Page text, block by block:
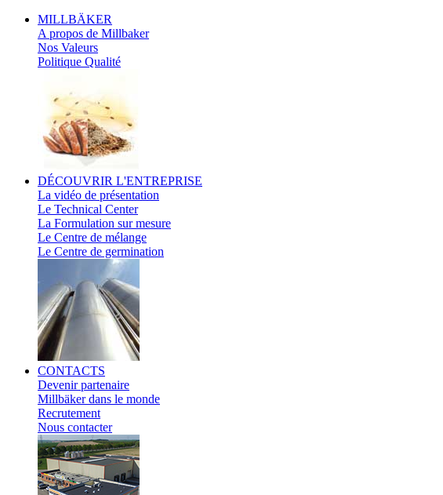
MILLBÄKER
A propos de Millbaker
Nos Valeurs
Politique Qualité
DÉCOUVRIR L'ENTREPRISE
La vidéo de présentation
Le Technical Center
La Formulation sur mesure
Le Centre de mélange
Le Centre de germination
CONTACTS
Devenir partenaire
Millbäker dans le monde
Recrutement
Nous contacter